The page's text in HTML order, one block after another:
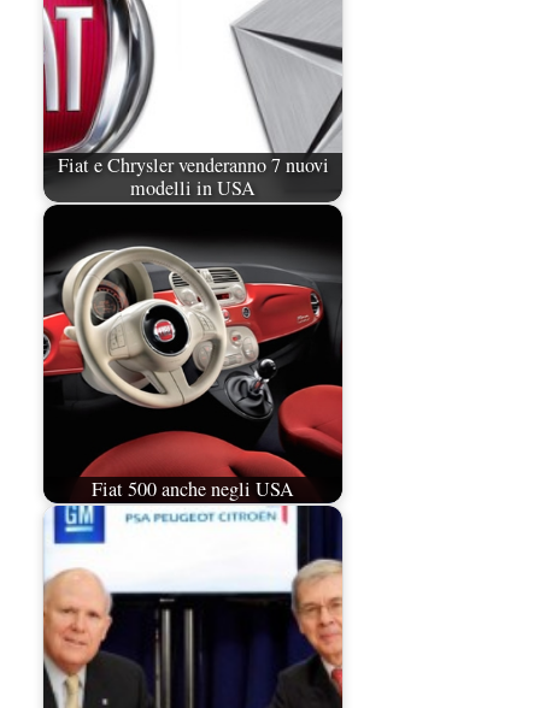
Fiat e Chrysler venderanno 7 nuovi
modelli in USA
Fiat 500 anche negli USA